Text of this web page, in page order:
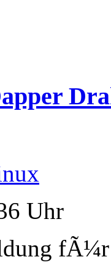
Uhr
fÃ¼r